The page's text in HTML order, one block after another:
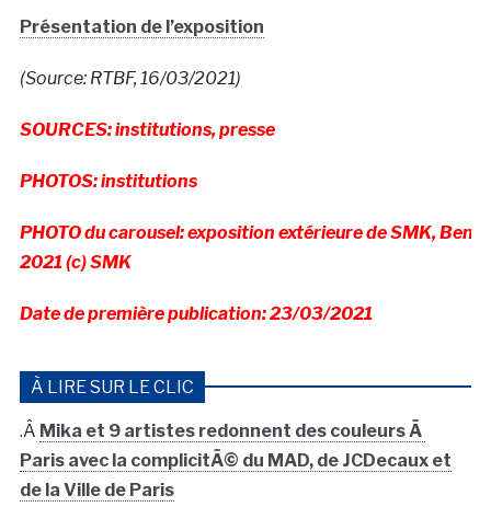
Présentation de l’exposition
(Source: RTBF, 16/03/2021)
SOURCES: institutions, presse
PHOTOS: institutions
PHOTO du carousel: exposition extérieure de SMK,
2021 (c) SMK
Date de première publication: 23/03/2021
À LIRE SUR LE CLIC
.Â Mika et 9 artistes redonnent des couleurs Ã
Paris avec la complicitÃ© du MAD, de JCDecaux et
de la Ville de Paris